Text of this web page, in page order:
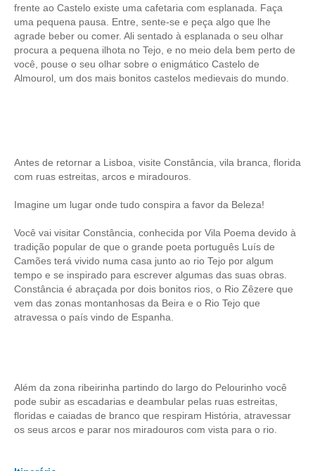
frente ao Castelo existe uma cafetaria com esplanada. Faça
uma pequena pausa. Entre, sente-se e peça algo que lhe
agrade beber ou comer. Ali sentado à esplanada o seu olhar
procura a pequena ilhota no Tejo, e no meio dela bem perto de
você, pouse o seu olhar sobre o enigmático Castelo de
Almourol, um dos mais bonitos castelos medievais do mundo.
Antes de retornar a Lisboa, visite Constância, vila branca, florida
com ruas estreitas, arcos e miradouros.
Imagine um lugar onde tudo conspira a favor da Beleza!
Você vai visitar Constância, conhecida por Vila Poema devido à
tradição popular de que o grande poeta português Luís de
Camões terá vivido numa casa junto ao rio Tejo por algum
tempo e se inspirado para escrever algumas das suas obras.
Constância é abraçada por dois bonitos rios, o Rio Zêzere que
vem das zonas montanhosas da Beira e o Rio Tejo que
atravessa o país vindo de Espanha.
Além da zona ribeirinha partindo do largo do Pelourinho você
pode subir as escadarias e deambular pelas ruas estreitas,
floridas e caiadas de branco que respiram História, atravessar
os seus arcos e parar nos miradouros com vista para o rio.